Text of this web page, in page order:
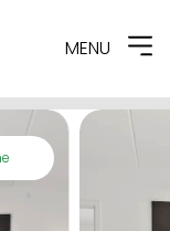
MENU